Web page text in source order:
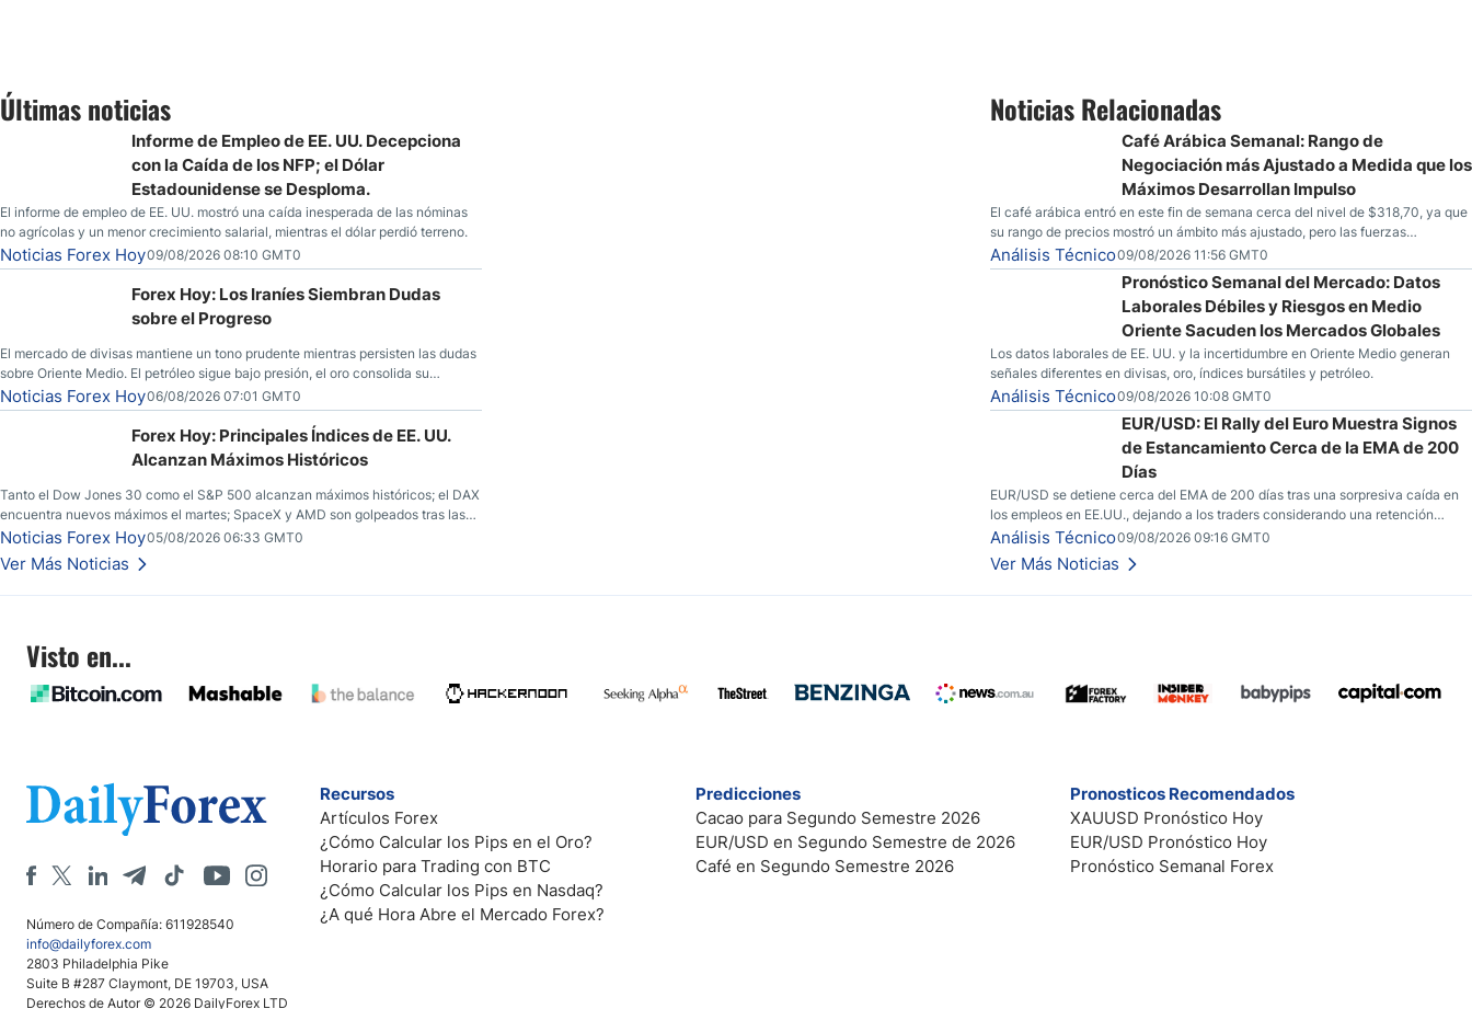
Últimas noticias
Informe de Empleo de EE. UU. Decepciona
con la Caída de los NFP; el Dólar
Estadounidense se Desploma.
El informe de empleo de EE. UU. mostró una caída inesperada de las nóminas
no agrícolas y un menor crecimiento salarial, mientras el dólar perdió terreno.
Noticias Forex Hoy09/08/2026 08:10 GMT0
Forex Hoy: Los Iraníes Siembran Dudas
sobre el Progreso
El mercado de divisas mantiene un tono prudente mientras persisten las dudas
sobre Oriente Medio. El petróleo sigue bajo presión, el oro consolida su
fortaleza y los operadores esperan nuevas referencias económicas desde
Estados Unidos.
Noticias Forex Hoy06/08/2026 07:01 GMT0
Forex Hoy: Principales Índices de EE. UU.
Alcanzan Máximos Históricos
Tanto el Dow Jones 30 como el S&P 500 alcanzan máximos históricos; el DAX
encuentra nuevos máximos el martes; SpaceX y AMD son golpeados tras las
llamadas de ganancias; el petróleo crudo cae por debajo de los $80 con
nuevas esperanzas; el dólar estadounidense continúa intentando estabilizarse
frente al yen; el peso mexicano ve un repunte a medida que las tasas caen en
EE. UU.
Noticias Forex Hoy05/08/2026 06:33 GMT0
Ver Más Noticias
Noticias Relacionadas
Café Arábica Semanal: Rango de
Negociación más Ajustado a Medida que los
Máximos Desarrollan Impulso
El café arábica entró en este fin de semana cerca del nivel de $318,70, ya que
su rango de precios mostró un ámbito más ajustado, pero las fuerzas
especulativas también están mostrando señales de que una mayor volatilidad
podría estar en el horizonte para la mercancía.
Análisis Técnico09/08/2026 11:56 GMT0
Pronóstico Semanal del Mercado: Datos
Laborales Débiles y Riesgos en Medio
Oriente Sacuden los Mercados Globales
Los datos laborales de EE. UU. y la incertidumbre en Oriente Medio generan
señales diferentes en divisas, oro, índices bursátiles y petróleo.
Análisis Técnico09/08/2026 10:08 GMT0
EUR/USD: El Rally del Euro Muestra Signos
de Estancamiento Cerca de la EMA de 200
Días
EUR/USD se detiene cerca del EMA de 200 días tras una sorpresiva caída en
los empleos en EE.UU., dejando a los traders considerando una retención
cautelosa ante un fin de semana incierto.
Análisis Técnico09/08/2026 09:16 GMT0
Ver Más Noticias
Visto en...
Número de Compañía: 611928540
info@dailyforex.com
2803 Philadelphia Pike
Suite B #287 Claymont, DE 19703, USA
Derechos de Autor © 2026 DailyForex LTD
Recursos
Artículos Forex
¿Cómo Calcular los Pips en el Oro?
Horario para Trading con BTC
¿Cómo Calcular los Pips en Nasdaq?
¿A qué Hora Abre el Mercado Forex?
Predicciones
Cacao para Segundo Semestre 2026
EUR/USD en Segundo Semestre de 2026
Café en Segundo Semestre 2026
Pronosticos Recomendados
XAUUSD Pronóstico Hoy
EUR/USD Pronóstico Hoy
Pronóstico Semanal Forex